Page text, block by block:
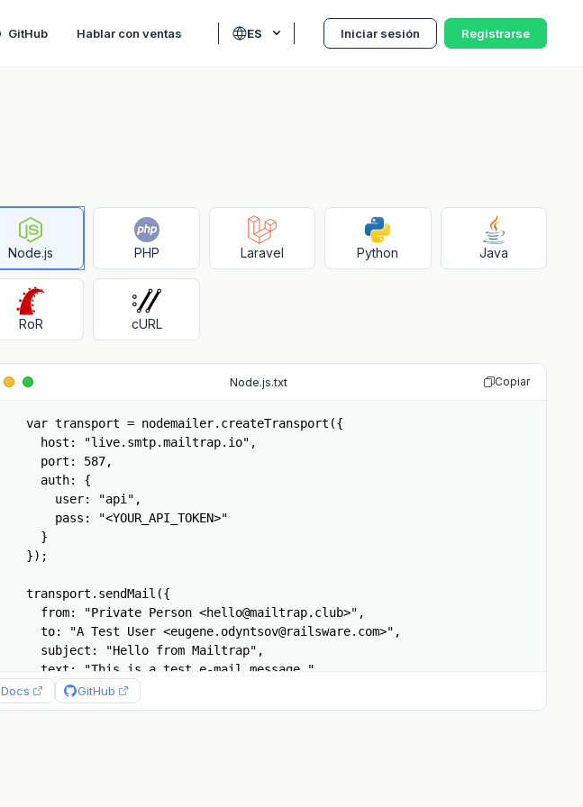
GitHub Hablar con ventas ES Iniciar sesión Registrarse
Node.js PHP Laravel Python Java
RoR cURL
Node.js.txt Copiar
var transport = nodemailer.createTransport({
  host: "live.smtp.mailtrap.io",
  port: 587,
  auth: {
    user: "api",
    pass: "<YOUR_API_TOKEN>"
  }
});
transport.sendMail({
  from: "Private Person <hello@mailtrap.club>",
  to: "A Test User <eugene.odyntsov@railsware.com>",
  subject: "Hello from Mailtrap",
  text: "This is a test e-mail message."
}, (error, info) => {
  if (error) {
Docs GitHub